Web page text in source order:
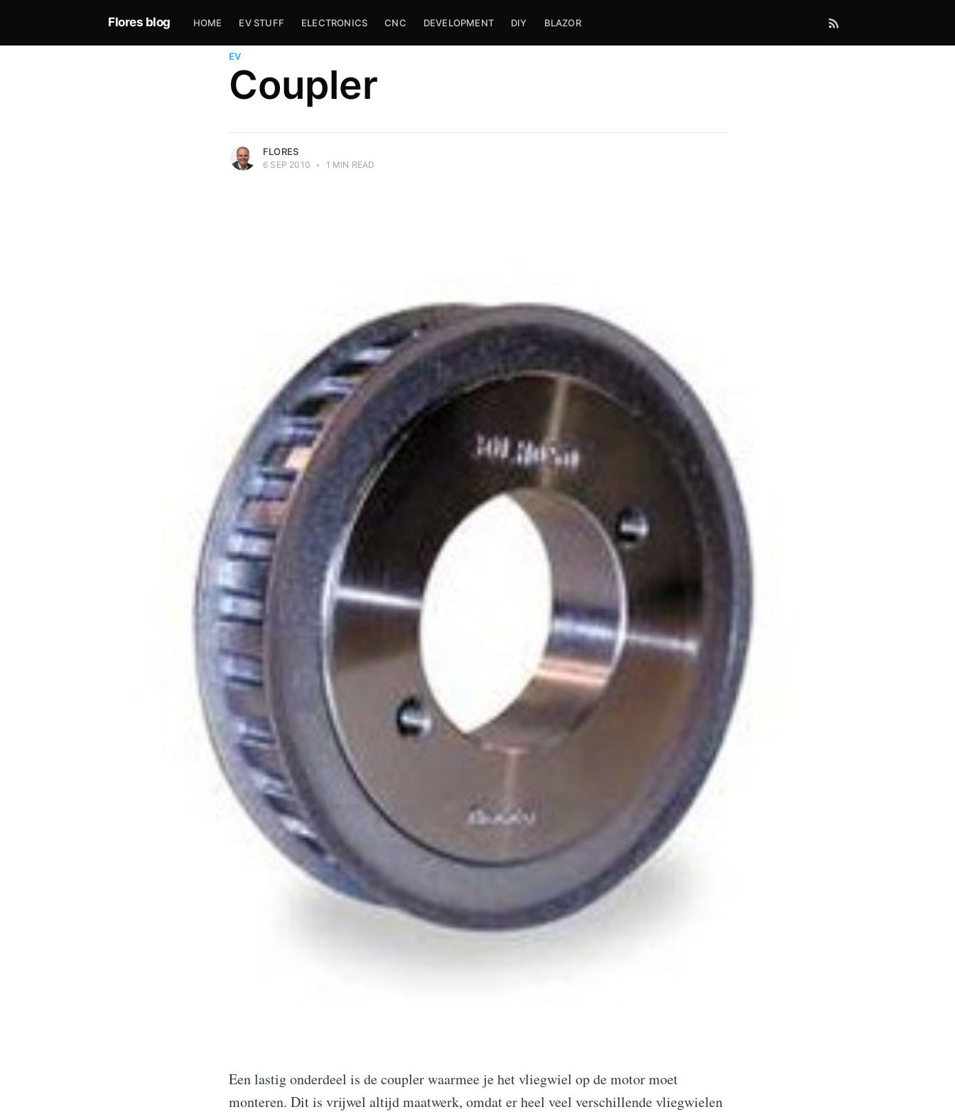
EV
Coupler
FLORES
6 SEP 2010 • 1 MIN READ
Een lastig onderdeel is de coupler waarmee je het vliegwiel op de motor moet
monteren. Dit is vrijwel altijd maatwerk, omdat er heel veel verschillende vliegwielen
Flores blog HOME EV STUFF ELECTRONICS CNC DEVELOPMENT DIY BLAZOR